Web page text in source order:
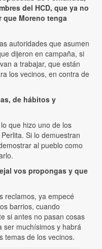
del HCD, que ya no
que Moreno tenga
autoridades que asumen
dijeron en campaña, si
a trabajar, que están
los vecinos, en contra de
de hábitos y
que hizo uno de los
Si lo demuestran
al pueblo como
vos propongas y que
reclamos, ya empecé
barrios, cuando
si antes no pasan cosas
ser muchísimos y habrá
temas de los vecinos.